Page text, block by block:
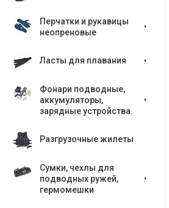
Перчатки и рукавицы
неопреновые
Ласты для плавания
Фонари подводные,
аккумуляторы,
зарядные устройства.
Разгрузочные жилеты
Сумки, чехлы для
подводных ружей,
гермомешки